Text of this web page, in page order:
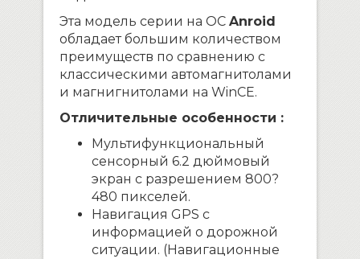
Эта модель серии на ОС Anroid
обладает большим количеством
преимуществ по сравнению с
классическими автомагнитолами
и магнигнитолами на WinCE.
Отличительные особенности :
Мультифункциональный
сенсорный 6.2 дюймовый
экран с разрешением 800?
480 пикселей.
Навигация GPS с
информацией о дорожной
ситуации. (Навигационные